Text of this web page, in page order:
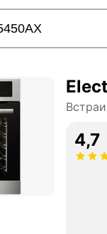
4,7